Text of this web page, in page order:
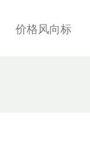
价格风向标